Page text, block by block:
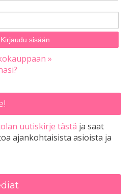
»
uutiskirje tästä ja saat
ajankohtaisista asioista ja